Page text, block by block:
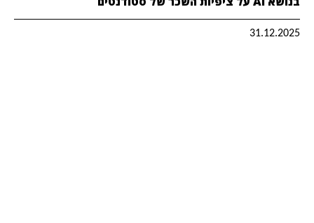
31.12.2025